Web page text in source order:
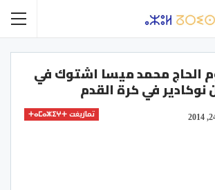
الحاج محمد ميسا اشتوك في
نوكادير في كرة القدم
تمازيغت ⵜⴰⵎⴰⵣⵉⵖⵜ